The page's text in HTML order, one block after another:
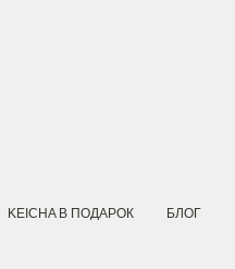
KEICHA В ПОДАРОК БЛОГ